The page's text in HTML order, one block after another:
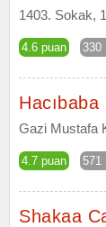
1403. Sokak,
4.6 puan 330
Gazi Mustafa
4.7 puan 571
Shakaa